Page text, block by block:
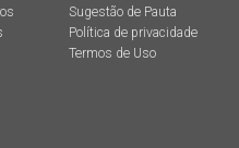
Sugestão de Pauta
Política de privacidade
Termos de Uso